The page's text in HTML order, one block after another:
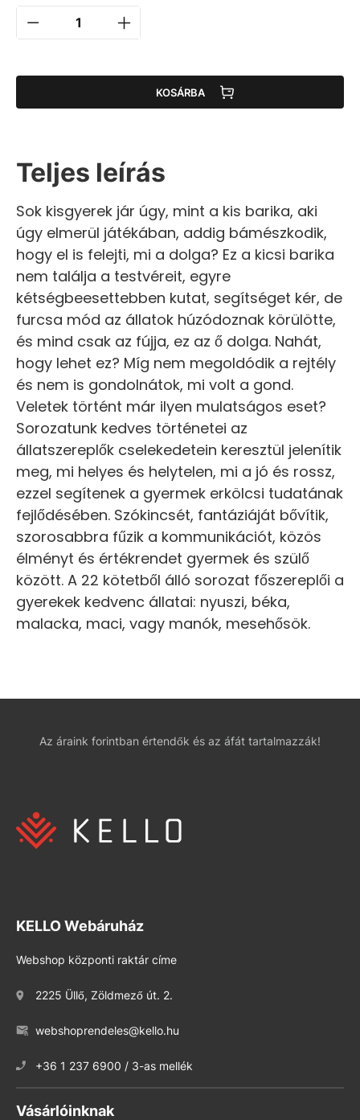
KOSÁRBA
Teljes leírás
Sok kisgyerek jár úgy, mint a kis barika, aki
úgy elmerül játékában, addig bámészkodik,
hogy el is felejti, mi a dolga? Ez a kicsi barika
nem találja a testvéreit, egyre
kétségbeesettebben kutat, segítséget kér, de
furcsa mód az állatok húzódoznak körülötte,
és mind csak az fújja, ez az ő dolga. Nahát,
hogy lehet ez? Míg nem megoldódik a rejtély
és nem is gondolnátok, mi volt a gond.
Veletek történt már ilyen mulatságos eset?
Sorozatunk kedves történetei az
állatszereplők cselekedetein keresztül jelenítik
meg, mi helyes és helytelen, mi a jó és rossz,
ezzel segítenek a gyermek erkölcsi tudatának
fejlődésében. Szókincsét, fantáziáját bővítik,
szorosabbra fűzik a kommunikációt, közös
élményt és értékrendet gyermek és szülő
között. A 22 kötetből álló sorozat főszereplői a
gyerekek kedvenc állatai: nyuszi, béka,
malacka, maci, vagy manók, mesehősök.
Az áraink forintban értendők és az áfát tartalmazzák!
KELLO Webáruház
Webshop központi raktár címe
2225 Üllő, Zöldmező út. 2.
webshoprendeles@kello.hu
+36 1 237 6900 / 3-as mellék
Vásárlóinknak